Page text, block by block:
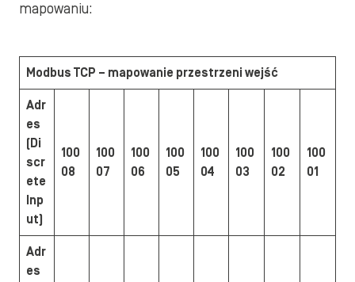
mapowaniu:
Modbus TCP – mapowanie przestrzeni wejść
Adr
es
(Di
scr
ete
Inp
ut)
100
08
100
07
100
06
100
05
100
04
100
03
100
02
100
01
Adr
es